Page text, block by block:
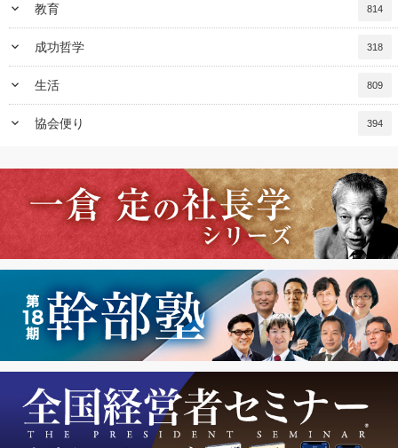
keyboard_arrow_down 教育 814
keyboard_arrow_down 成功哲学 318
keyboard_arrow_down 生活 809
keyboard_arrow_down 協会便り 394